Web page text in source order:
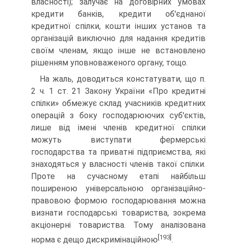
кредити банків, кредити об'єднаної
кредитної спілки, кошти інших установ та
організацій ви­ключно для надання кредитів
своїм членам, якщо інше не встановлено
рішенням уповноваженого органу, тощо.
На жаль, доводиться констатувати, що п.
2 ч. 1 ст. 21 Закону України «Про кредитні
спілки» обмежує склад учас­ників кредитних
операцій з боку господарюючих суб'єктів,
лише від імені членів кредитної спілки
можуть виступати фермерські
господарства та приватні підприємства, які
знаходяться у власності членів такої спілки.
Проте на сучас­ному етапі найбільш
поширеною універсальною організа­ційно-
правовою формою господарювання можна
визнати господарські товариства, зокрема
акціонерні товариства. Тому аналізована
норма є дещо дискримінаційною [193].